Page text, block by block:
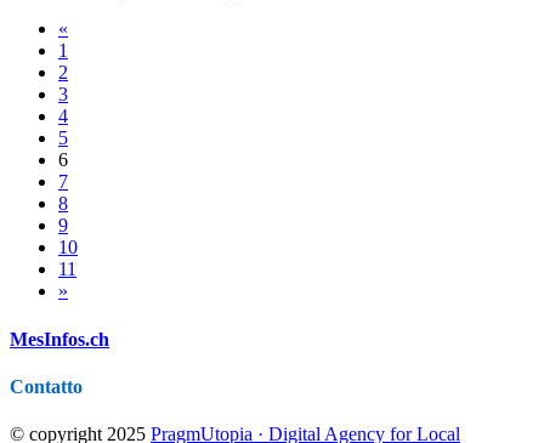
«
1
2
3
4
5
6
7
8
9
10
11
»
MesInfos.ch
Contatto
© copyright 2025 PragmUtopia · Digital Agency for Local